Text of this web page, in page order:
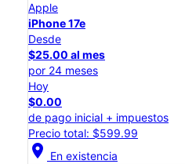
Apple
iPhone 17e
Desde
$25.00 al mes
por 24 meses
Hoy
$0.00
de pago inicial + impuestos
Precio total: $599.99
location_on En existencia